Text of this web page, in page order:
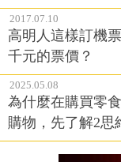
2017.07.10
高明人這樣訂機
千元的票價？
2025.05.08
為什麼在購買零
購物，先了解2思